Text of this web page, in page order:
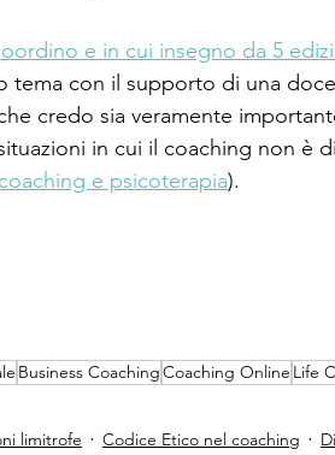
e in cui insegno da 5
tema con il supporto di una
credo sia veramente
in cui il coaching non è
e psicoterapia).
Business CoachingCoaching Online Life
limitrofe
Codice Etico nel coaching